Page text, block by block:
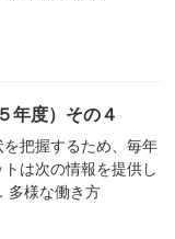
年度）その４
把握するため、毎年
は次の情報を提供し
様な働き方